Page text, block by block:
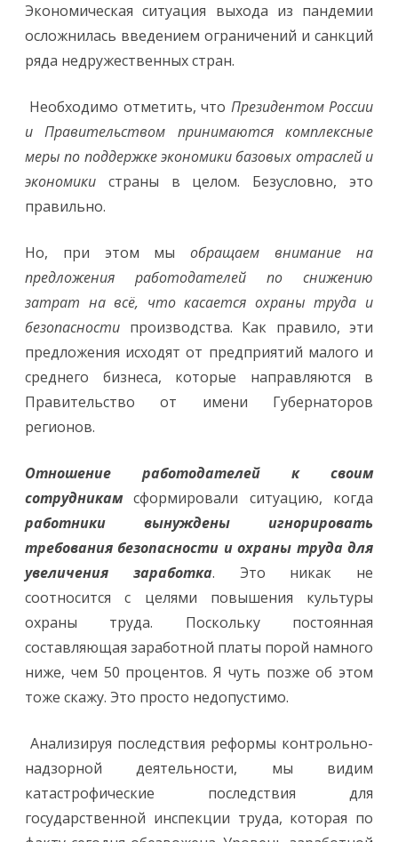
Экономическая ситуация выхода из пандемии
осложнилась введением ограничений и санкций
ряда недружественных стран.
Необходимо отметить, что Президентом России
и Правительством принимаются комплексные
меры по поддержке экономики базовых отраслей и
экономики страны в целом. Безусловно, это
правильно.
Но, при этом мыобращаем внимание на
предложения работодателей по снижению
затрат на всё, что касается охраны труда и
безопасности производства. Как правило, эти
предложения исходят от предприятий малого и
среднего бизнеса, которые направляются в
Правительство от имени Губернаторов
регионов.
Отношение работодателей к своим
сотрудникамсформировали ситуацию, когда
работники вынуждены игнорировать
требования безопасности и охраны труда для
увеличения заработка. Это никак не
соотносится с целями повышения культуры
охраны труда. Поскольку постоянная
составляющая заработной платы порой намного
ниже, чем 50 процентов. Я чуть позже об этом
тоже скажу. Это просто недопустимо.
Анализируя последствия реформы контрольно-
надзорной деятельности, мы видим
катастрофические последствия для
государственной инспекции труда, которая по